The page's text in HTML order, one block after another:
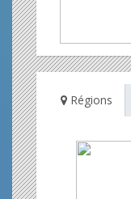
Régions